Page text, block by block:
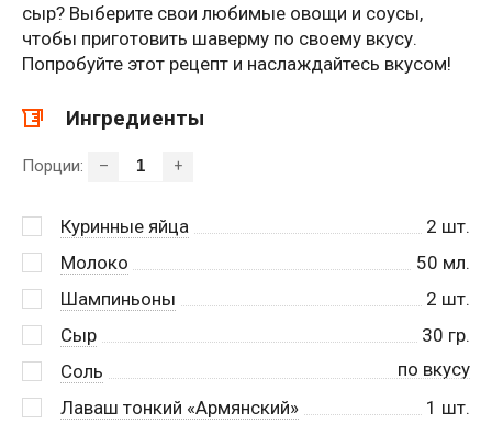
сыр? Выберите свои любимые овощи и соусы,
чтобы приготовить шаверму по своему вкусу.
Попробуйте этот рецепт и наслаждайтесь вкусом!
Ингредиенты
Порции: – +
Куринные яйца 2 шт.
Молоко
50 мл.
Шампиньоны
2 шт.
Сыр
30 гр.
Соль
по вкусу
Лаваш тонкий «Армянский»
1 шт.